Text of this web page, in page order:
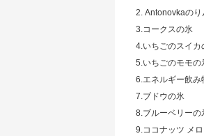
2. Antonovkaのり
3.コークスの氷
4.いちごのスイカ
5.いちごのモモの
6.エネルギー飲み
7.ブドウの氷
8.ブルーベリーの
9.ココナッツ メ